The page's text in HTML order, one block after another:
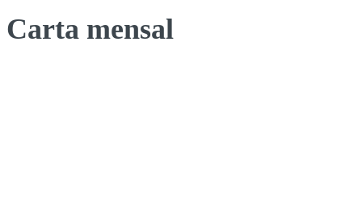
Carta mensal